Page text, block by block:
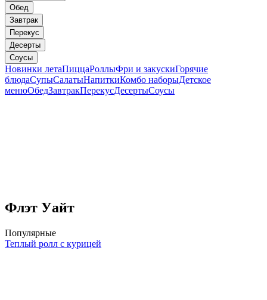
Обед
Завтрак
Перекус
Десерты
Соусы
Новинки летаПиццаРоллыФри и закускиГорячие
блюдаСупыСалатыНапиткиКомбо наборыДетское
менюОбедЗавтракПерекусДесертыСоусы
Флэт Уайт
Популярные
Теплый ролл с курицей